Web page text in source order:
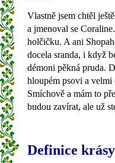
Vlastně jsem chtěl
a jmenoval se
holčičku. A ani
docela sranda, i když
démoni pěkná pruda.
hloupém psovi a
Smíchově a mám to
budou zavírat, ale už
Definice